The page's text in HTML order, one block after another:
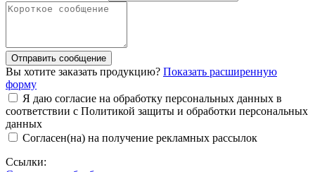
Отправить сообщение
Вы хотите заказать продукцию? Показать расширенную
форму
Я даю согласие на обработку персональных данных в
соответствии с Политикой защиты и обработки персональных
данных
Согласен(на) на получение рекламных рассылок
Ссылки: